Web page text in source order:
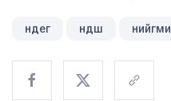
ндег ндш